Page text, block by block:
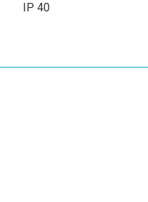
IP 40